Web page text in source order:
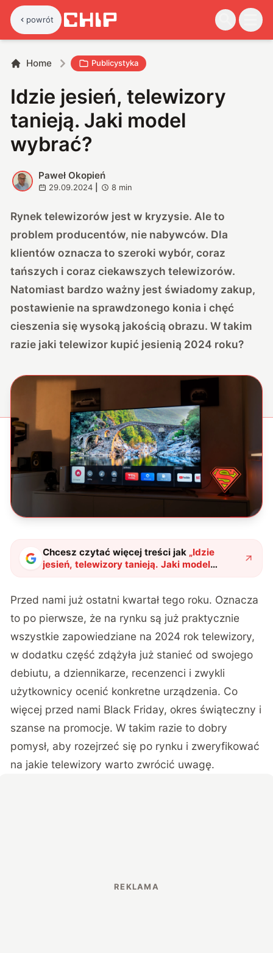
powrót
Home Publicystyka
Idzie jesień, telewizory
tanieją. Jaki model
wybrać?
P
Paweł Okopień
29.09.2024 8 min
Rynek telewizorów jest w kryzysie. Ale to
problem producentów, nie nabywców. Dla
klientów oznacza to szeroki wybór, coraz
tańszych i coraz ciekawszych telewizorów.
Natomiast bardzo ważny jest świadomy zakup,
postawienie na sprawdzonego konia i chęć
cieszenia się wysoką jakością obrazu. W takim
razie jaki telewizor kupić jesienią 2024 roku?
Chcesz czytać więcej treści jak „Idzie
jesień, telewizory tanieją. Jaki model
wybrać?"?
Przed nami już ostatni kwartał tego roku. Oznacza
to po pierwsze, że na rynku są już praktycznie
wszystkie zapowiedziane na 2024 rok telewizory,
w dodatku część zdążyła już stanieć od swojego
debiutu, a dziennikarze, recenzenci i zwykli
użytkownicy ocenić konkretne urządzenia. Co
więcej przed nami Black Friday, okres świąteczny i
szanse na promocje. W takim razie to dobry
pomysł, aby rozejrzeć się po rynku i zweryfikować
na jakie telewizory warto zwrócić uwagę.